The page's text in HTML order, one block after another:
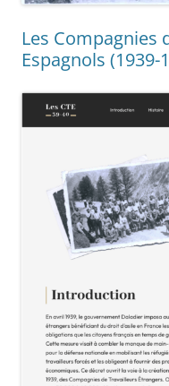
Les Compagnies
Espagnols (1939-